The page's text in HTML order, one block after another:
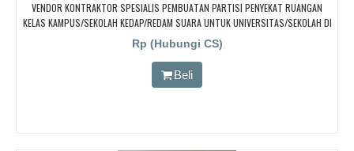
VENDOR KONTRAKTOR SPESIALIS PEMBUATAN PARTISI PENYEKAT RUANGAN
KELAS KAMPUS/SEKOLAH KEDAP/REDAM SUARA UNTUK UNIVERSITAS/SEKOLAH DI
Bandung, Bandung, Bandung, Bandung, Bandung
Rp (Hubungi CS)
Beli